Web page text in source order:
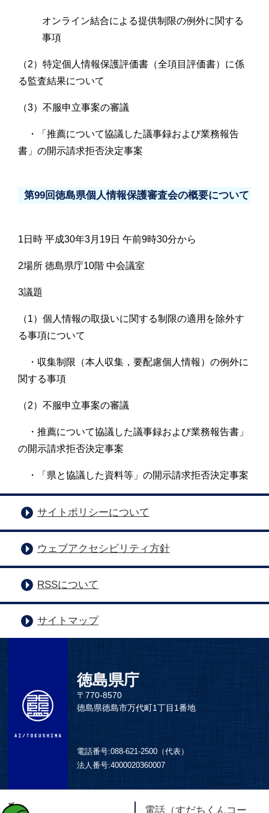
オンライン結合による提供制限の例外に関する
事項
（2）特定個人情報保護評価書（全項目評価書）に係
る監査結果について
（3）不服申立事案の審議
・「推薦について協議した議事録および業務報告
書」の開示請求拒否決定事案
第99回徳島県個人情報保護審査会の概要について
1日時 平成30年3月19日 午前9時30分から
2場所 徳島県庁10階 中会議室
3議題
（1）個人情報の取扱いに関する制限の適用を除外す
る事項について
・収集制限（本人収集，要配慮個人情報）の例外に
関する事項
（2）不服申立事案の審議
・推薦について協議した議事録および業務報告書」
の開示請求拒否決定事案
・「県と協議した資料等」の開示請求拒否決定事案
サイトポリシーについて
ウェブアクセシビリティ方針
RSSについて
サイトマップ
徳島県庁
〒770-8570
徳島県徳島市万代町1丁目1番地
電話番号:088-621-2500（代表）
法人番号:4000020360007
電話（すだちくんコー